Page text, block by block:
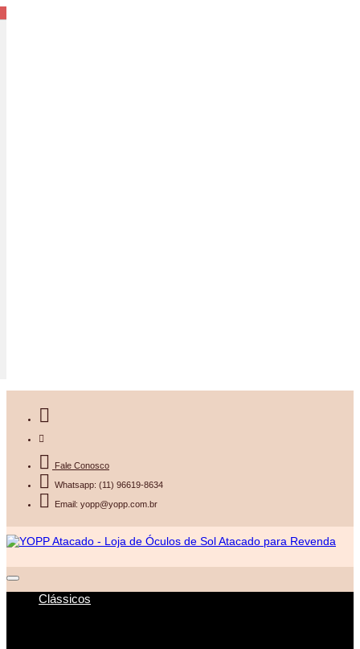
Fale Conosco
Whatsapp: (11) 96619-8634
Email: yopp@yopp.com.br
Clássicos